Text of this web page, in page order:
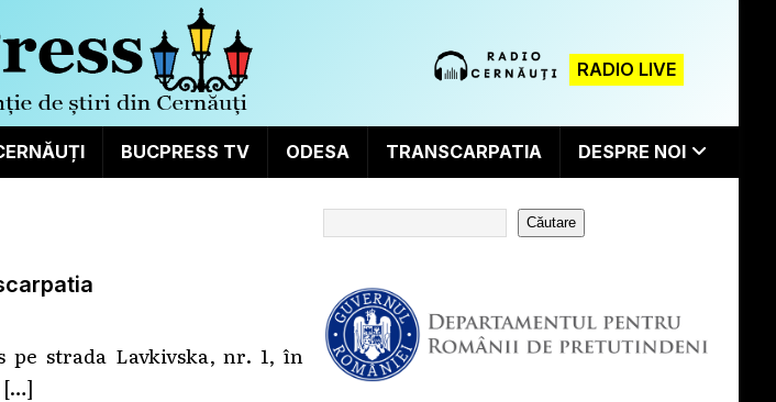
RADIO LIVE
BUCPRESS TV ODESA TRANSCARPATIA DESPRE NOI
strada Lavkivska, nr. 1, în
[…]
Căutare